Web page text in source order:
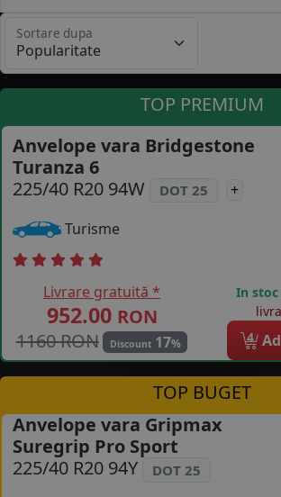
MARCA AUTO
B2B - COLABORARE
CONTACT
Sortare dupa
TOP PREMIUM
Anvelope vara Bridgestone
Turanza 6
225/40 R20 94W
DOT 25
+
Turisme
Livrare gratuită *
952.00 RON
1160 RON
Discount 17%
In stoc
4
TOP BUGET
Anvelope vara Gripmax
Suregrip Pro Sport
225/40 R20 94Y
DOT 25